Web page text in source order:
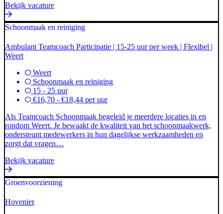
Bekijk vacature
Schoonmaak en reiniging
Ambulant Teamcoach Participatie | 15-25 uur per week | Flexibel |
Weert
Weert
Schoonmaak en reiniging
15 - 25 uur
€16,70 - €18,44 per uur
Als Teamcoach Schoonmaak begeleid je meerdere locaties in en
rondom Weert. Je bewaakt de kwaliteit van het schoonmaakwerk,
ondersteunt medewerkers in hun dagelijkse werkzaamheden en
zorgt dat vragen…
Bekijk vacature
Groenvoorziening
Hovenier